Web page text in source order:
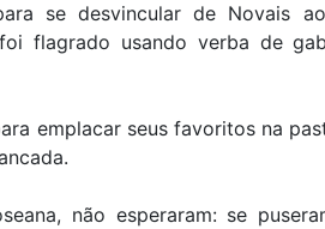
se desvincular de Novais
flagrado usando verba de
emplacar seus favoritos na
não esperaram: se